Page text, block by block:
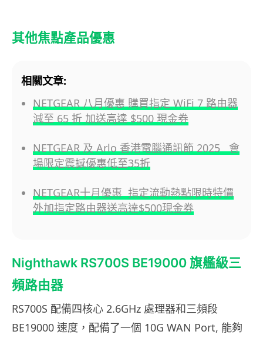
其他焦點產品優惠
相關文章:
NETGEAR 八月優惠 購買指定 WiFi 7 路由器
減至 65 折 加送高達 $500 現金券
NETGEAR 及 Arlo 香港電腦通訊節 2025 會
場限定震撼優惠低至35折
NETGEAR十月優惠 指定流動熱點限時特價
外加指定路由器送高達$500現金券
Nighthawk RS700S BE19000 旗艦級三
頻路由器
RS700S 配備四核心 2.6GHz 處理器和三頻段
BE19000 速度，配備了一個 10G WAN Port, 能夠